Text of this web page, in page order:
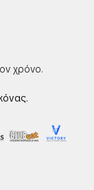
χρόνο.